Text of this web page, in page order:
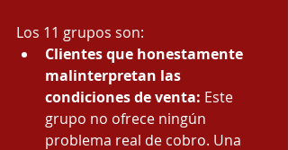
Los 11 grupos son:
Clientes que honestamente
malinterpretan las
condiciones de venta: Este
grupo no ofrece ningún
problema real de cobro. Una